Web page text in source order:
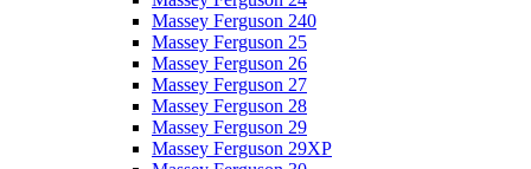
Massey Ferguson 240
Massey Ferguson 25
Massey Ferguson 26
Massey Ferguson 27
Massey Ferguson 28
Massey Ferguson 29
Massey Ferguson 29XP